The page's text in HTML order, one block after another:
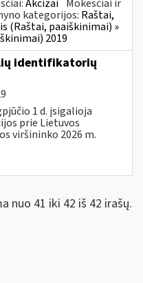
Akcizai Mokesčiai ir
kategorijos: Raštai,
(Raštai, paaiškinimai) »
2019
identifikatorių
1 d. įsigalioja
prie Lietuvos
viršininko 2026 m.
nuo 41 iki 42 iš 42 irašų.